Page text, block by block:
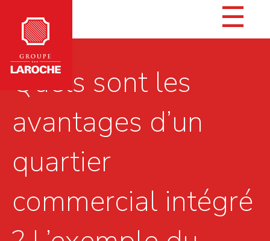
☰
Quels sont les
avantages d’un
quartier
commercial intégré